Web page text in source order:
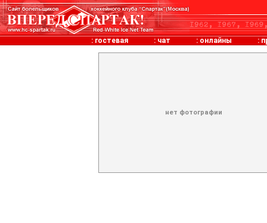
: гостевая : чат : онлайны :
нет фотографии